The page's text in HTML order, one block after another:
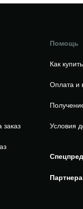
заказ
Помощь
Как купить
Оплата и
Условия